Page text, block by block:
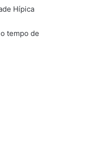
Hípica
tempo de